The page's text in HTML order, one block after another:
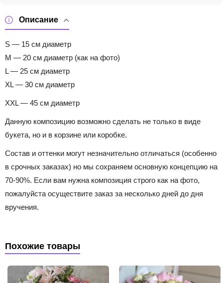
Описание
S — 15 см диаметр
M — 20 см диаметр (как на фото)
L — 25 см диаметр
XL — 30 см диаметр
XXL — 45 см диаметр
Данную композицию возможно сделать не только в виде
букета, но и в корзине или коробке.
Состав и оттенки могут незначительно отличаться (особенно
в срочных заказах) но мы сохраняем основную концепцию на
70-90%. Если вам нужна композиция строго как на фото,
пожалуйста осуществите заказ за несколько дней до дня
вручения.
Похожие товары